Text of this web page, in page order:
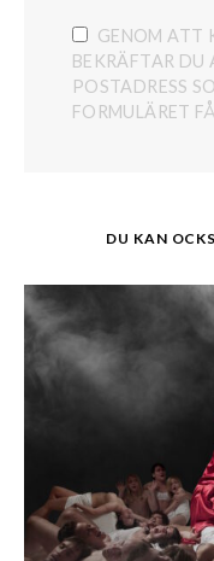
GENOM ATT
BEKRÄFTAR
POSTADRESS
FORMULÄRET
DU KAN